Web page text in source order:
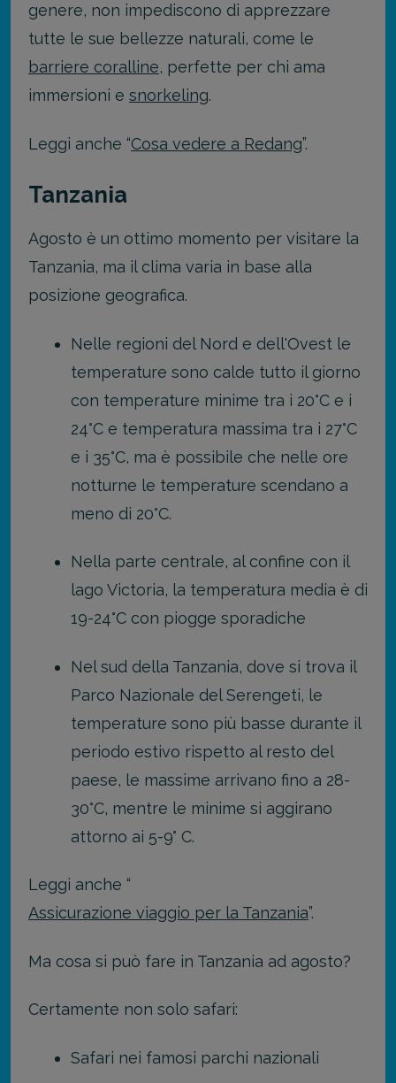
genere, non impediscono di apprezzare
tutte le sue bellezze naturali, come le
barriere coralline, perfette per chi ama
immersioni e snorkeling.
Leggi anche “Cosa vedere a Redang”.
Tanzania
Agosto è un ottimo momento per visitare la
Tanzania, ma il clima varia in base alla
posizione geografica.
Nelle regioni del Nord e dell'Ovest le
temperature sono calde tutto il giorno
con temperature minime tra i 20°C e i
24°C e temperatura massima tra i 27°C
e i 35°C, ma è possibile che nelle ore
notturne le temperature scendano a
meno di 20°C.
Nella parte centrale, al confine con il
lago Victoria, la temperatura media è di
19-24°C con piogge sporadiche
Nel sud della Tanzania, dove si trova il
Parco Nazionale del Serengeti, le
temperature sono più basse durante il
periodo estivo rispetto al resto del
paese, le massime arrivano fino a 28-
30°C, mentre le minime si aggirano
attorno ai 5-9° C.
Leggi anche “
Assicurazione viaggio per la Tanzania”.
Ma cosa si può fare in Tanzania ad agosto?
Certamente non solo safari:
Safari nei famosi parchi nazionali